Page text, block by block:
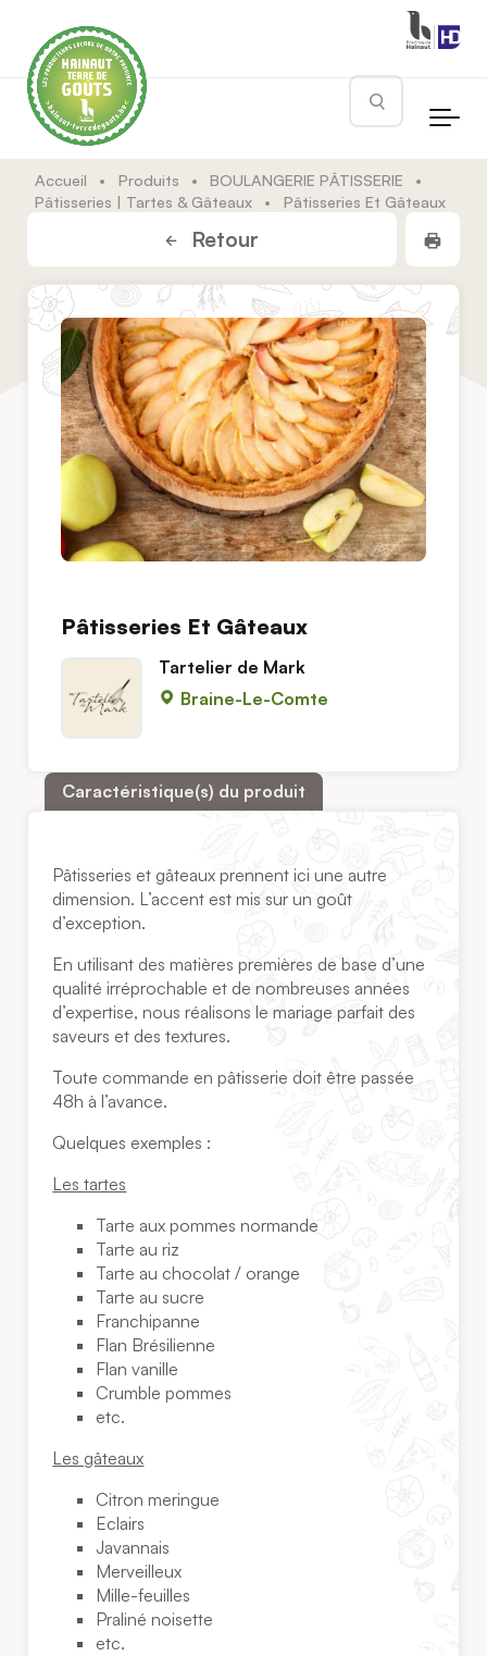
Rechercher
Accueil • Produits • BOULANGERIE PÂTISSERIE
•
Pâtisseries | Tartes & Gâteaux
• Pâtisseries Et Gâteaux
Retour
Pâtisseries Et Gâteaux
Tartelier de Mark
Braine-Le-Comte
Caractéristique(s) du produit
Pâtisseries et gâteaux prennent ici une autre
dimension. L’accent est mis sur un goût
d’exception.
En utilisant des matières premières de base d’une
qualité irréprochable et de nombreuses années
d’expertise, nous réalisons le mariage parfait des
saveurs et des textures.
Toute commande en pâtisserie doit être passée
48h à l’avance.
Quelques exemples :
Les tartes
Tarte aux pommes normande
Tarte au riz
Tarte au chocolat / orange
Tarte au sucre
Franchipanne
Flan Brésilienne
Flan vanille
Crumble pommes
etc.
Les gâteaux
Citron meringue
Eclairs
Javannais
Merveilleux
Mille-feuilles
Praliné noisette
etc.